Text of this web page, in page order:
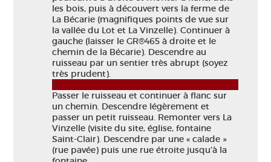
les bois, puis à découvert vers la ferme de
La Bécarie (magnifiques points de vue sur
la vallée du Lot et La Vinzelle). Continuer à
gauche (laisser le GR®465 à droite et le
chemin de la Bécarie). Descendre au
ruisseau par un sentier très abrupt (soyez
très prudent).
3
Passer le ruisseau et continuer à flanc sur
un chemin. Descendre légèrement et
passer un petit ruisseau. Remonter vers La
Vinzelle (visite du site, église, fontaine
Saint-Clair). Descendre par une « calade »
(rue pavée) puis une rue étroite jusqu’à la